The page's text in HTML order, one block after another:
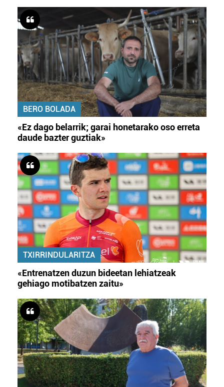
BERO BOLADA
«Ez dago belarrik; garai honetarako oso erreta
daude bazter guztiak»
TXIRRINDULARITZA
«Entrenatzen duzun bideetan lehiatzeak
gehiago motibatzen zaitu»